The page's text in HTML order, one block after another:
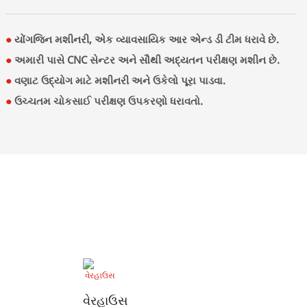
● યોંગજિન મશીનરી, એક વ્યાવસાયિક આર એન્ડ ડી ટીમ ધરાવે છે.
●અમારી પાસે CNC સેન્ટર અને સૌથી અદ્યતન પરીક્ષણ મશીન છે.
●વણાટ ઉદ્યોગ માટે મશીનરી અને ઉકેલો પૂરા પાડવા.
●ઉચ્ચતમ ચોકસાઈ પરીક્ષણ ઉપકરણો ધરાવતો.
વેરહાઉસ